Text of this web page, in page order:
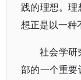
践的理想。
想正是以一种
社会学研
部的一个重